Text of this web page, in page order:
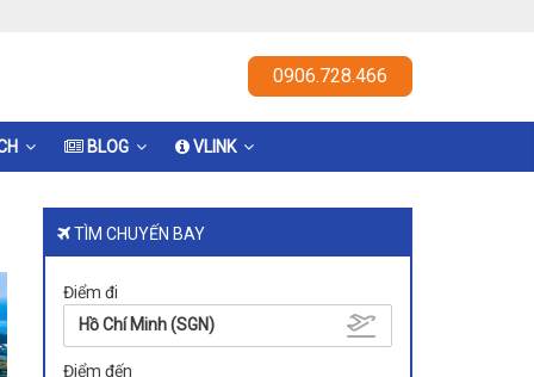
0906.728.466
BLOG VLINK
TÌM CHUYẾN BAY
Điểm đi
Hồ Chí Minh (SGN)
Điểm đến